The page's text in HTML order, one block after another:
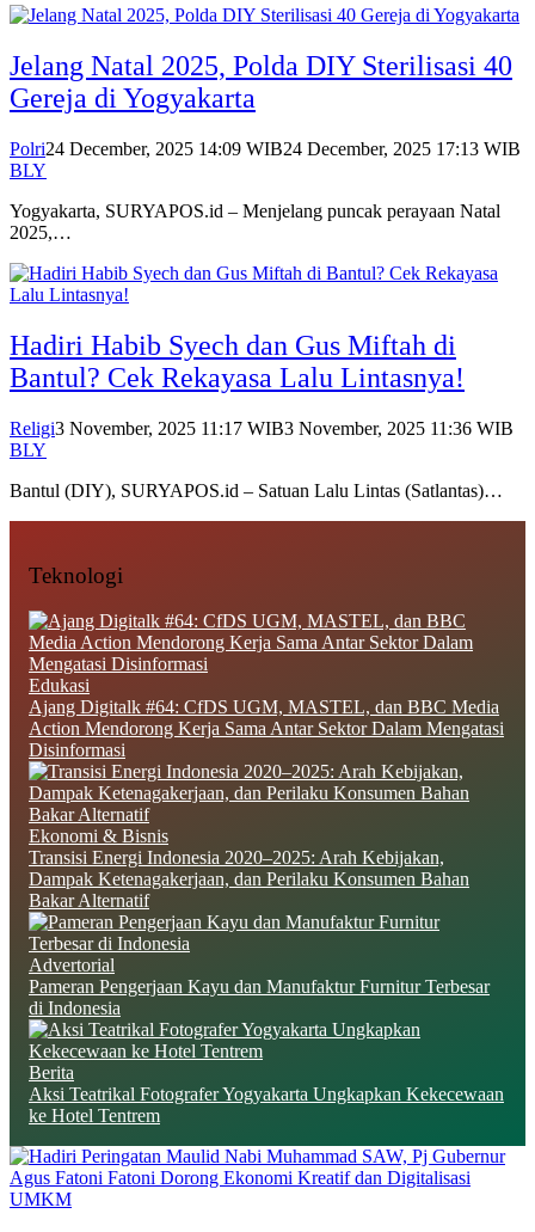
Jelang Natal 2025, Polda DIY Sterilisasi 40
Gereja di Yogyakarta
Polri24 December, 2025 14:09 WIB24 December, 2025 17:13 WIB
BLY
Yogyakarta, SURYAPOS.id – Menjelang puncak perayaan Natal
2025,…
Hadiri Habib Syech dan Gus Miftah di
Bantul? Cek Rekayasa Lalu Lintasnya!
Religi3 November, 2025 11:17 WIB3 November, 2025 11:36 WIB
BLY
Bantul (DIY), SURYAPOS.id – Satuan Lalu Lintas (Satlantas)…
Teknologi
Edukasi
Ajang Digitalk #64: CfDS UGM, MASTEL, dan BBC Media
Action Mendorong Kerja Sama Antar Sektor Dalam Mengatasi
Disinformasi
Ekonomi & Bisnis
Transisi Energi Indonesia 2020–2025: Arah Kebijakan,
Dampak Ketenagakerjaan, dan Perilaku Konsumen Bahan
Bakar Alternatif
Advertorial
Pameran Pengerjaan Kayu dan Manufaktur Furnitur Terbesar
di Indonesia
Berita
Aksi Teatrikal Fotografer Yogyakarta Ungkapkan Kekecewaan
ke Hotel Tentrem